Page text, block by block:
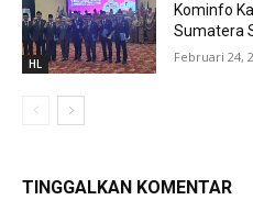
HL
Kominfo
Sumatera
Februari 24,
TINGGALKAN KOMENTAR